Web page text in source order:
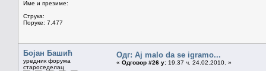
Име и презиме:
Струка:
Поруке: 7.477
Бојан Башић
уредник форума
староседелац
Одг: Aj malo da se igramo...
« Одговор #26 у: 19.37 ч. 24.02.2010. »